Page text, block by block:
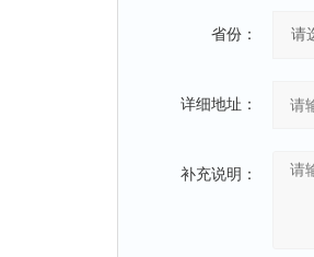
省份：
详细地址：
补充说明：